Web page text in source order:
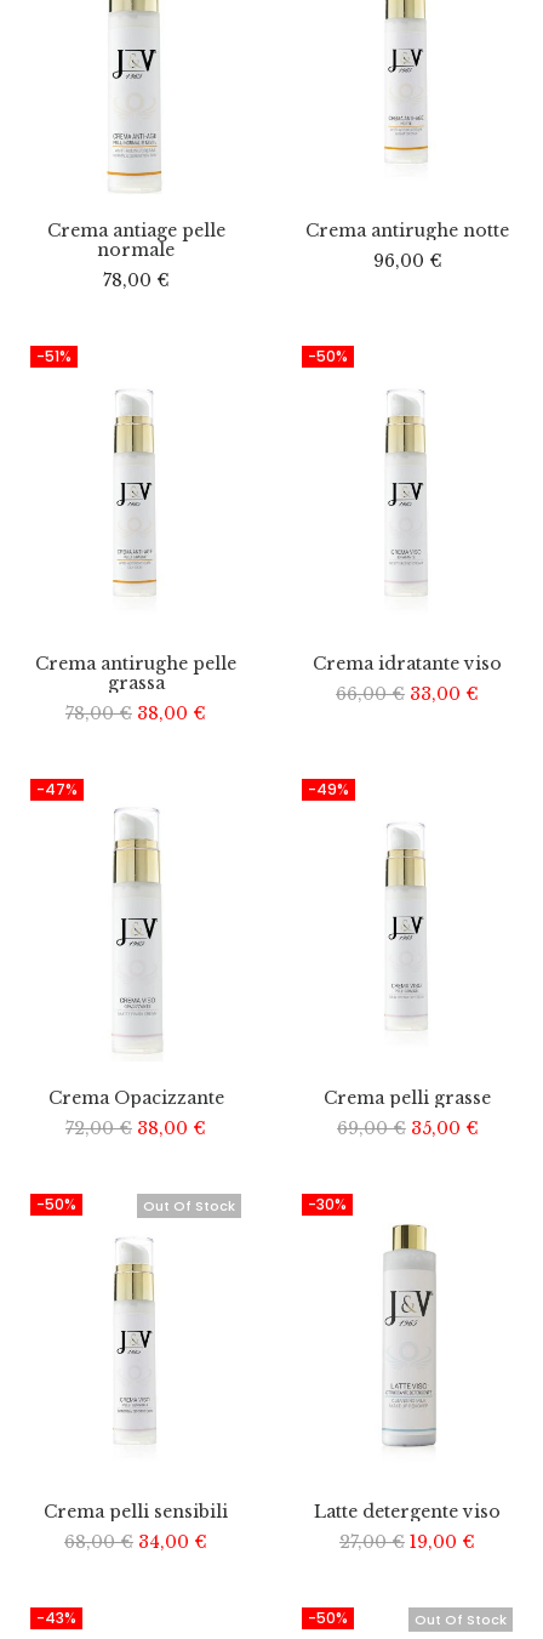
Crema antiage pelle
normale
78,00 €
Crema antirughe notte
96,00 €
-51%
Crema antirughe pelle
grassa
78,00€ 38,00 €
-50%
Crema idratante viso
66,00€ 33,00 €
-47%
Crema Opacizzante
72,00€ 38,00 €
-49%
Crema pelli grasse
69,00€ 35,00 €
-50% Out Of Stock
Crema pelli sensibili
68,00€ 34,00 €
-30%
Latte detergente viso
27,00€ 19,00 €
-43% -50% Out Of Stock